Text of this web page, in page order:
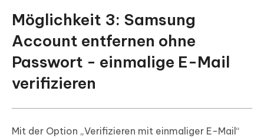
Möglichkeit 3: Samsung
Account entfernen ohne
Passwort - einmalige E-Mail
verifizieren
Mit der Option „Verifizieren mit einmaliger E-Mail“